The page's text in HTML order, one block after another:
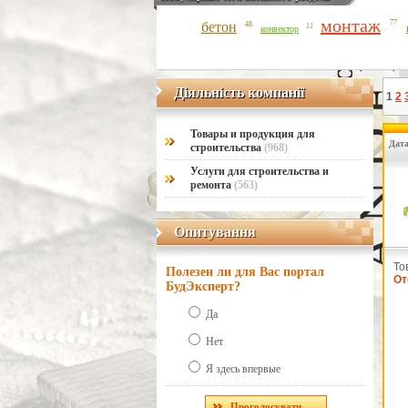
бетон 48 конвектор 11 монтаж 77
Діяльність компанії
Діяльність компанії
Товары и продукция для
строительства (968)
Услуги для строительства и
ремонта (563)
Опитування
Опитування
Полезен ли для Вас портал
БудЭксперт?
Да
Нет
Я здесь впервые
1 2